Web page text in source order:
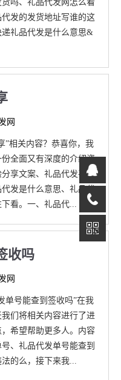
吗、礼品代发网怎么看
发的发货地址写谁的这
礼品代发是什么意思&
网
”相关内容？恭喜你，我
全面又有深度的介绍资
享文案、礼品代发平台
发是什么意思、礼品代
看。一、礼品代...
收吗
网
单号能查到签收吗”在我
们将相关内容进行了进
希望帮助更多人。内容
、礼品代发单号能查到
的么，接下来我...